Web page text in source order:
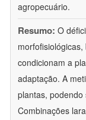
agropecuário.
Resumo: O
condicionam a
adaptação. A
plantas,
Combinações